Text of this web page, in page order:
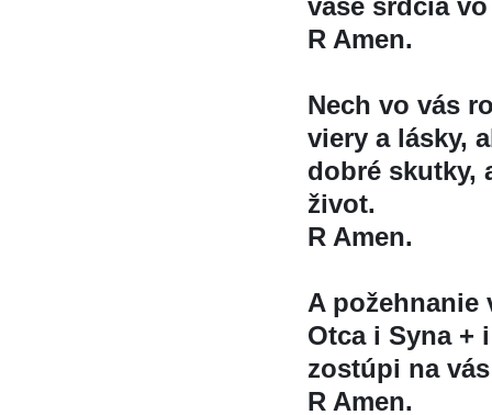
vaše srdcia
R Amen.
Nech vo vás
viery a lásky,
dobré skutky,
život.
R Amen.
A požehnanie
Otca i Syna +
zostúpi na
R Amen.